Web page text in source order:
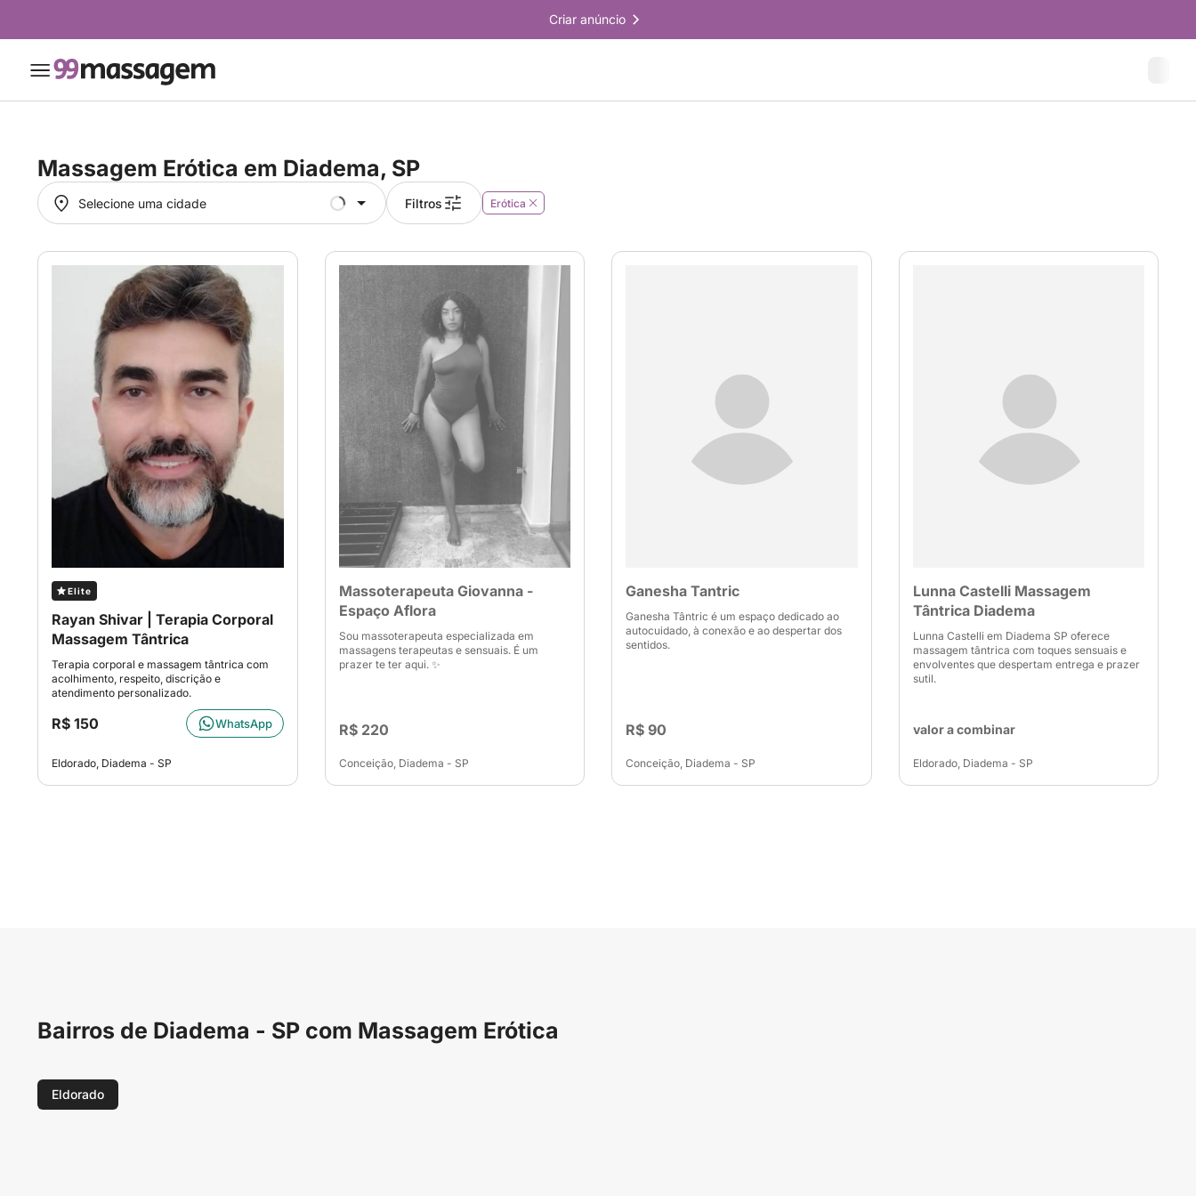
Criar anúncio
Massagem Erótica em Diadema, SP
Selecione uma cidade
Selecione uma cidade Filtros Erótica
Elite
Rayan Shivar | Terapia Corporal
Massagem Tântrica
Terapia corporal e massagem tântrica com
acolhimento, respeito, discrição e
atendimento personalizado.
R$ 150 WhatsApp
Eldorado, Diadema - SP
Massoterapeuta Giovanna -
Espaço Aflora
Sou massoterapeuta especializada em
massagens terapeutas e sensuais. É um
prazer te ter aqui. ✨
R$ 220
Conceição, Diadema - SP
Ganesha Tantric
Ganesha Tântric é um espaço dedicado ao
autocuidado, à conexão e ao despertar dos
sentidos.
R$ 90
Conceição, Diadema - SP
Lunna Castelli Massagem
Tântrica Diadema
Lunna Castelli em Diadema SP oferece
massagem tântrica com toques sensuais e
envolventes que despertam entrega e prazer
sutil.
valor a combinar
Eldorado, Diadema - SP
Bairros de Diadema - SP com Massagem Erótica
Eldorado